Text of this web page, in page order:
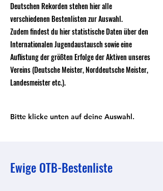
Deutschen Rekorden stehen hier alle
verschiedenen Bestenlisten zur Auswahl.
Zudem findest du hier statistische Daten über den
Internationalen Jugendaustausch sowie eine
Auflistung der größten Erfolge der Aktiven unseres
Vereins (Deutsche Meister, Norddeutsche Meister,
Landesmeister etc.).
Bitte klicke unten auf deine Auswahl.
Ewige OTB-Bestenliste